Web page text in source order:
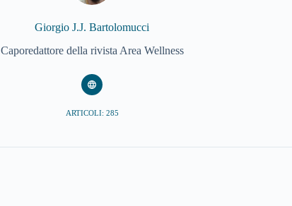
Giorgio J.J. Bartolomucci
Caporedattore della rivista Area Wellness
ARTICOLI: 285